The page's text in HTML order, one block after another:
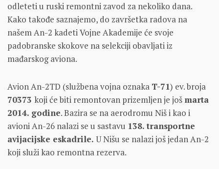
odleteti u ruski remontni zavod za nekoliko dana.
Kako takođe saznajemo, do završetka radova na
našem An-2 kadeti Vojne Akademije će svoje
padobranske skokove na selekciji obavljati iz
mađarskog aviona.
Avion An-2TD (službena vojna oznaka T-71) ev. broja
70373 koji će biti remontovan prizemljen je još marta
2014. godine. Bazira se na aerodromu Niš i kao i
avioni An-26 nalazi se u sastavu 138. transportne
avijacijske eskadrile. U Nišu se nalazi još jedan An-2
koji služi kao remontna rezerva.